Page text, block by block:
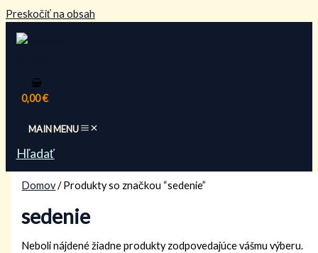
Preskočiť na obsah
0,00€
MAIN MENU
Hľadať
Domov/ Produkty so značkou “sedenie”
sedenie
Neboli nájdené žiadne produkty zodpovedajúce vášmu výberu.